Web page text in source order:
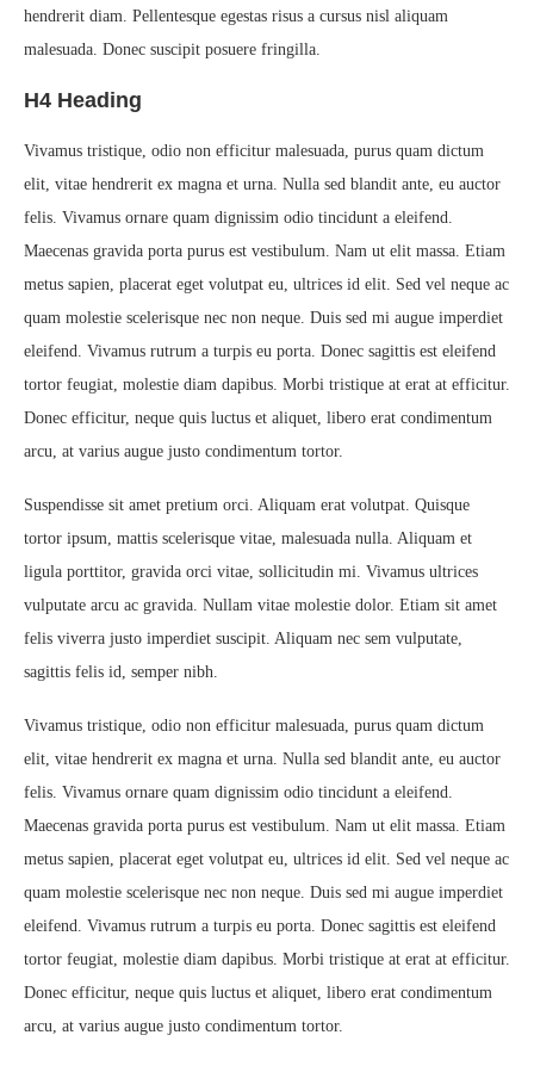
hendrerit diam. Pellentesque egestas risus a cursus nisl aliquam
malesuada. Donec suscipit posuere fringilla.
H4 Heading
Vivamus tristique, odio non efficitur malesuada, purus quam dictum
elit, vitae hendrerit ex magna et urna. Nulla sed blandit ante, eu auctor
felis. Vivamus ornare quam dignissim odio tincidunt a eleifend.
Maecenas gravida porta purus est vestibulum. Nam ut elit massa. Etiam
metus sapien, placerat eget volutpat eu, ultrices id elit. Sed vel neque ac
quam molestie scelerisque nec non neque. Duis sed mi augue imperdiet
eleifend. Vivamus rutrum a turpis eu porta. Donec sagittis est eleifend
tortor feugiat, molestie diam dapibus. Morbi tristique at erat at efficitur.
Donec efficitur, neque quis luctus et aliquet, libero erat condimentum
arcu, at varius augue justo condimentum tortor.
Suspendisse sit amet pretium orci. Aliquam erat volutpat. Quisque
tortor ipsum, mattis scelerisque vitae, malesuada nulla. Aliquam et
ligula porttitor, gravida orci vitae, sollicitudin mi. Vivamus ultrices
vulputate arcu ac gravida. Nullam vitae molestie dolor. Etiam sit amet
felis viverra justo imperdiet suscipit. Aliquam nec sem vulputate,
sagittis felis id, semper nibh.
Vivamus tristique, odio non efficitur malesuada, purus quam dictum
elit, vitae hendrerit ex magna et urna. Nulla sed blandit ante, eu auctor
felis. Vivamus ornare quam dignissim odio tincidunt a eleifend.
Maecenas gravida porta purus est vestibulum. Nam ut elit massa. Etiam
metus sapien, placerat eget volutpat eu, ultrices id elit. Sed vel neque ac
quam molestie scelerisque nec non neque. Duis sed mi augue imperdiet
eleifend. Vivamus rutrum a turpis eu porta. Donec sagittis est eleifend
tortor feugiat, molestie diam dapibus. Morbi tristique at erat at efficitur.
Donec efficitur, neque quis luctus et aliquet, libero erat condimentum
arcu, at varius augue justo condimentum tortor.